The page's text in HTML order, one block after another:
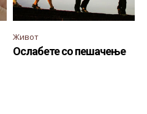
Живот
Ослабете со пешачење